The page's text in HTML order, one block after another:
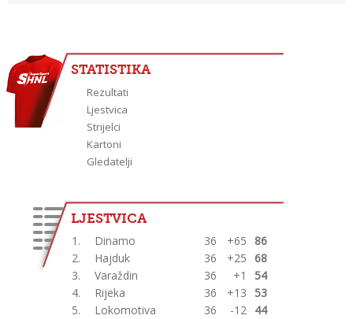
STATISTIKA
Rezultati
Ljestvica
Strijelci
Kartoni
Gledatelji
LJESTVICA
1. Dinamo 36 +65
86
2.
Hajduk 36 +25
68
3.
Varaždin 36 +1
54
4.
Rijeka 36 +13 53
5.
Lokomotiva 36 -12 44